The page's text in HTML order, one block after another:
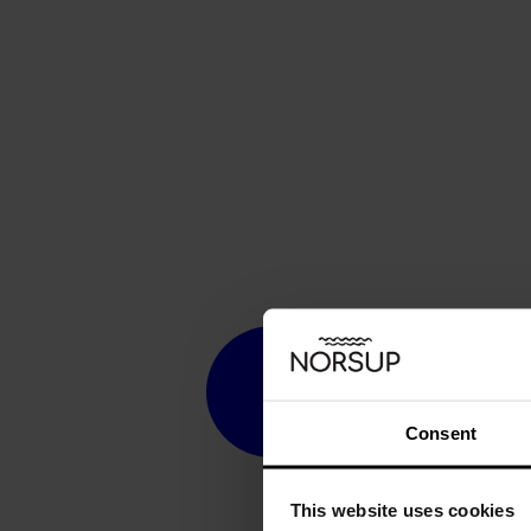
Consent
This website uses cookies